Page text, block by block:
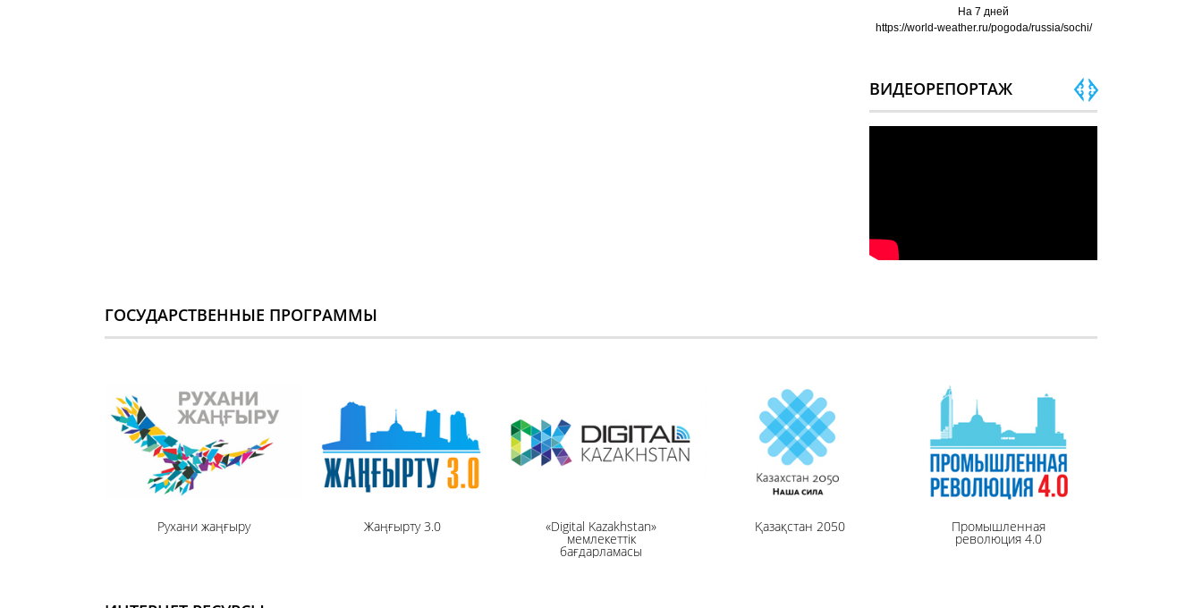
На 7 дней
https://world-weather.ru/pogoda/russia/sochi/
ВИДЕОРЕПОРТАЖ
ГОСУДАРСТВЕННЫЕ ПРОГРАММЫ
Рухани жаңғыру Жаңғырту 3.0 «Digital Kazakhstan»
мемлекеттік
бағдарламасы
Қазақстан 2050 Промышленная
революция 4.0